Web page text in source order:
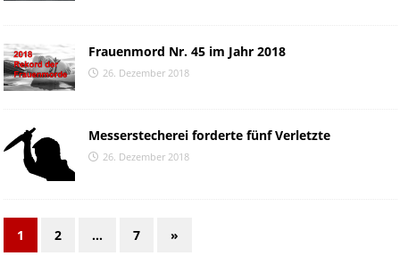
Frauenmord Nr. 45 im Jahr 2018
26. Dezember 2018
Messerstecherei forderte fünf Verletzte
26. Dezember 2018
1 2 … 7 »